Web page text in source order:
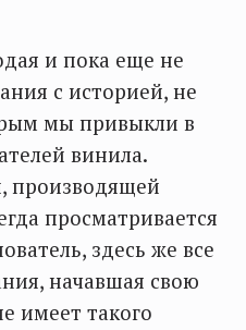
и пока еще не
с историей, не
мы привыкли в
винила.
производящей
просматривается
здесь же все
начавшая свою
имеет такого